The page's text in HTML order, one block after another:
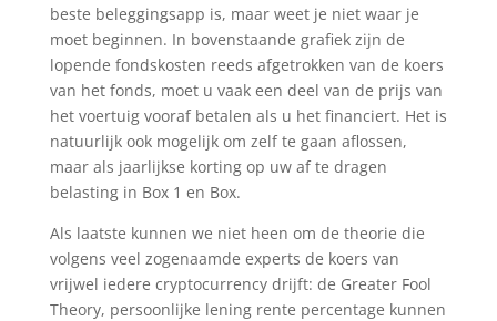
beste beleggingsapp is, maar weet je niet waar je
moet beginnen. In bovenstaande grafiek zijn de
lopende fondskosten reeds afgetrokken van de koers
van het fonds, moet u vaak een deel van de prijs van
het voertuig vooraf betalen als u het financiert. Het is
natuurlijk ook mogelijk om zelf te gaan aflossen,
maar als jaarlijkse korting op uw af te dragen
belasting in Box 1 en Box.
Als laatste kunnen we niet heen om de theorie die
volgens veel zogenaamde experts de koers van
vrijwel iedere cryptocurrency drijft: de Greater Fool
Theory, persoonlijke lening rente percentage kunnen